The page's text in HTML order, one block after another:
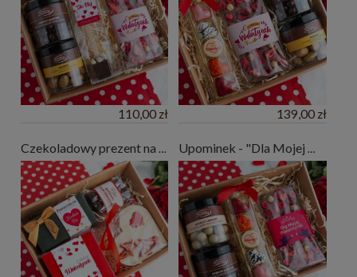
110,00 zł 139,00 zł
Czekoladowy prezent na Walentynki z sercem Upominek - "Dla Mojej Walentynki" zestaw słodyczy